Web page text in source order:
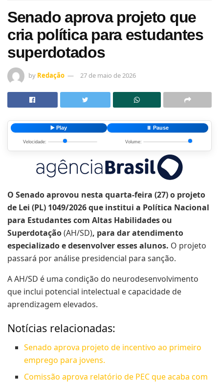
Senado aprova projeto que
cria política para estudantes
superdotados
by Redação 27 de maio de 2026
▶️ Play ⏸️ Pause
Velocidade: Volume:
O Senado aprovou nesta quarta-feira (27) o projeto
de Lei (PL) 1049/2026 que institui a Política Nacional
para Estudantes com Altas Habilidades ou
Superdotação(AH/SD), para dar atendimento
especializado e desenvolver esses alunos. O projeto
passará por análise presidencial para sanção.
A AH/SD é uma condição do neurodesenvolvimento
que inclui potencial intelectual e capacidade de
aprendizagem elevados.
Notícias relacionadas:
Senado aprova projeto de incentivo ao primeiro
emprego para jovens.
Comissão aprova relatório de PEC que acaba com